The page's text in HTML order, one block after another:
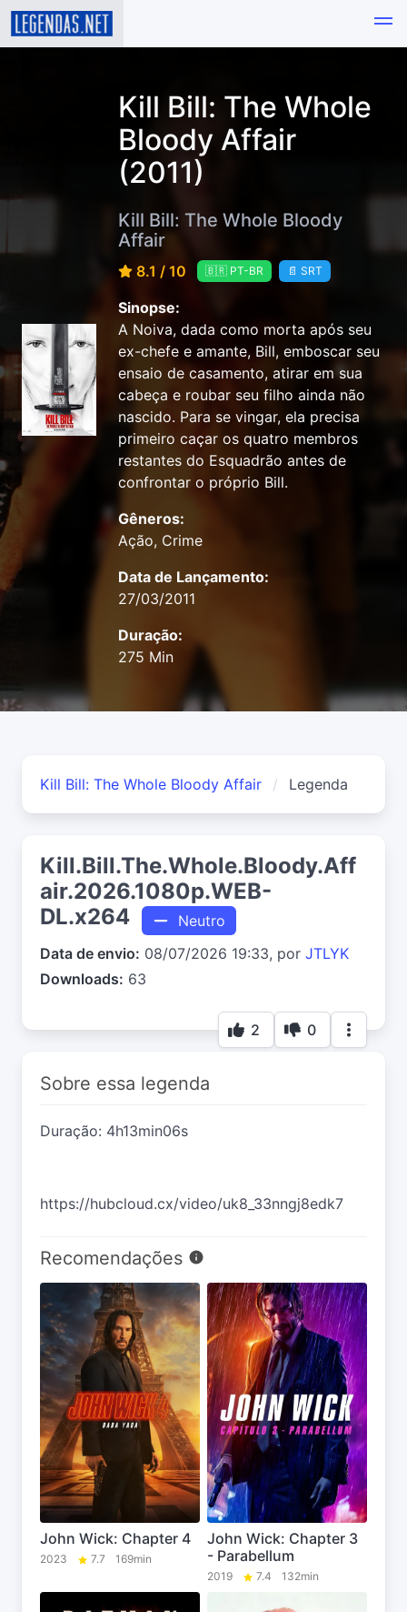
Kill Bill: The Whole
Bloody Affair
(2011)
Kill Bill: The Whole Bloody
Affair
8.1 / 10 🇧🇷 PT-BR 📄 SRT
Sinopse:
A Noiva, dada como morta após seu
ex-chefe e amante, Bill, emboscar seu
ensaio de casamento, atirar em sua
cabeça e roubar seu filho ainda não
nascido. Para se vingar, ela precisa
primeiro caçar os quatro membros
restantes do Esquadrão antes de
confrontar o próprio Bill.
Gêneros:
Ação, Crime
Data de Lançamento:
27/03/2011
Duração:
275 Min
Kill Bill: The Whole Bloody Affair Legenda
Kill.Bill.The.Whole.Bloody.Aff
air.2026.1080p.WEB-
DL.x264
Neutro
Data de envio: 08/07/2026 19:33, por JTLYK
Downloads: 63
2 0
Sobre essa legenda
Duração: 4h13min06s
https://hubcloud.cx/video/uk8_33nngj8edk7
Recomendações
John Wick: Chapter 4
2023 7.7 169min
John Wick: Chapter 3
- Parabellum
2019 7.4 132min